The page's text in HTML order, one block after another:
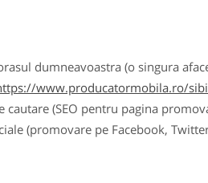
dumneavoastra (o singura
www.producatormobila.ro/
(SEO pentru pagina
(promovare pe Facebook,